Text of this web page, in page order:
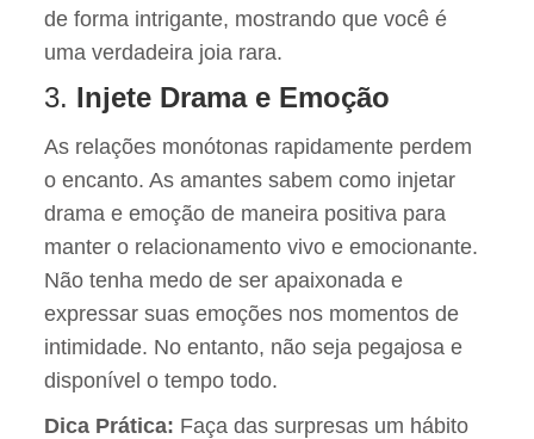
de forma intrigante, mostrando que você é
uma verdadeira joia rara.
3. Injete Drama e Emoção
As relações monótonas rapidamente perdem
o encanto. As amantes sabem como injetar
drama e emoção de maneira positiva para
manter o relacionamento vivo e emocionante.
Não tenha medo de ser apaixonada e
expressar suas emoções nos momentos de
intimidade. No entanto, não seja pegajosa e
disponível o tempo todo.
Dica Prática: Faça das surpresas um hábito